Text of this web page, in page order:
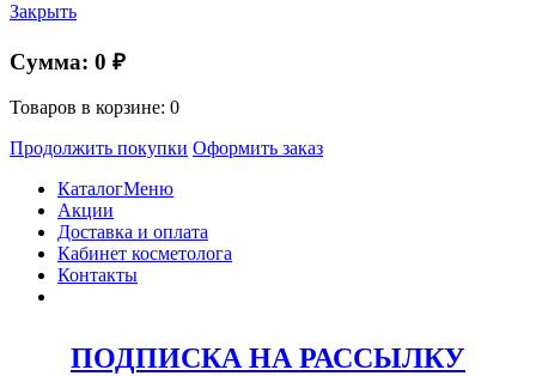
Закрыть
Сумма: 0 ₽
Товаров в корзине: 0
Продолжить покупки Оформить заказ
КаталогМеню
Акции
Доставка и оплата
Кабинет косметолога
Контакты
ПОДПИСКА НА РАССЫЛКУ